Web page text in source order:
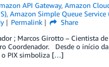
API Gateway,Amazon
, Amazon Simple Queue Service
Permalink
Share
; Marcos Girotto – Cientista
Coordenador. Desde o início
o PIX simboliza […]